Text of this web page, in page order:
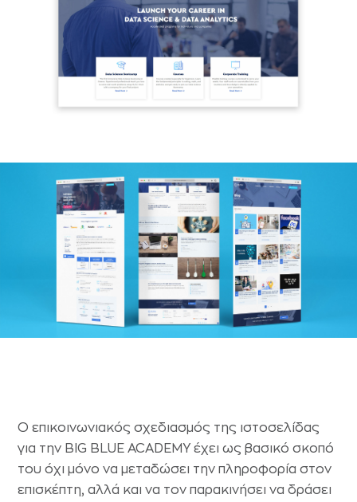
Ο επικοινωνιακός σχεδιασμός της ιστοσελίδας
για την BIG BLUE ACADEMY έχει ως βασικό σκοπό
του όχι μόνο να μεταδώσει την πληροφορία στον
επισκέπτη, αλλά και να τον παρακινήσει να δράσει